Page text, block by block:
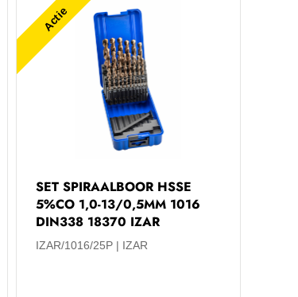
Actie
SET SPIRAALBOOR HSSE
5%CO 1,0-13/0,5MM 1016
DIN338 18370 IZAR
IZAR/1016/25P IZAR